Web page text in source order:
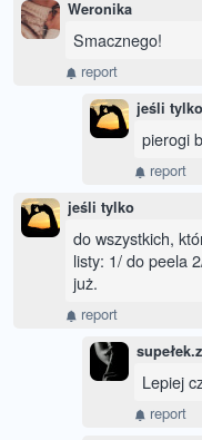
Weronika
Smacznego!
report
jeśli tylko
pierogi
report
jeśli tylko
do wszystkich,
listy: 1/ do peela
już.
report
Lepiej
report